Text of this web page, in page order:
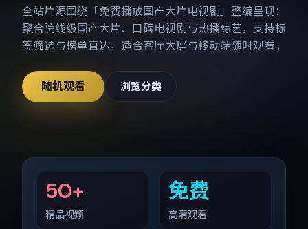
全站片源围绕「免费播放国产大片电视剧 」整编呈现：
聚合院线级国产大片、口碑电视剧与热播综艺，支持标
签筛选与榜单直达，适合客厅大屏与移动端随时观看。
随机观看 浏览分类
50+
精品视频
免费
高清观看